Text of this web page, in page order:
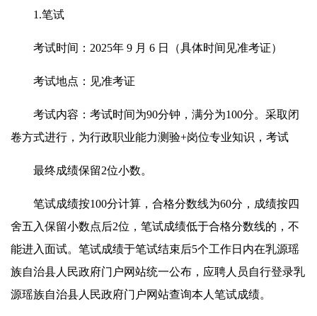
1.笔试
考试时间：2025年 9 月 6 日（具体时间见准考证）
考试地点：见准考证
考试内容：考试时间为90分钟，满分为100分。采取闭
卷方式进行，为行政职业能力测验+岗位专业知识，考试
最终成绩保留2位小数。
笔试成绩按100分计算，合格分数线为60分，成绩按四
舍五入保留小数点后2位，笔试成绩低于合格分数线的，不
能进入面试。笔试成绩于笔试结束后5个工作日内在乳源瑶
族自治县人民政府门户网站统一公布，应聘人员自行登录乳
源瑶族自治县人民政府门户网站查询本人笔试成绩。